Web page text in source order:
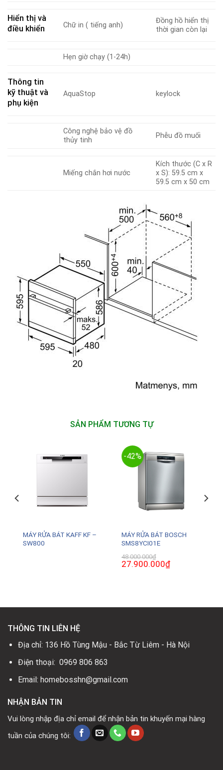
Hiển thị và
điều khiển
Chữ in ( tiếng anh)
Đồng hồ hiển thị
thời gian còn lại
Hẹn giờ chạy (1-24h)
Thông tin
kỹ thuật và
phụ kiện
AquaStop keylock
Công nghệ bảo vệ đồ
thủy tinh
Phễu đồ muối
Miếng chắn hơi nước
Kích thước (C x R
x S): 59.5 cm x
59.5 cm x 50 cm
SẢN PHẨM TƯƠNG TỰ
MÁY RỬA BÁT KAFF KF –
SW800
-42%
MÁY RỬA BÁT BOSCH
SMS8YCI01E
48.000.000₫
Giá
gốc
27.900.000₫Giá
hiện
THÔNG TIN LIÊN HỆ
Địa chỉ: 136 Hồ Tùng Mậu - Bắc Từ Liêm - Hà Nội
Điện thoại: 0969 806 863
Email: homebosshn@gmail.com
NHẬN BẢN TIN
Vui lòng nhập địa chỉ email để nhận bản tin khuyến mại hàng
tuần của chúng tôi: